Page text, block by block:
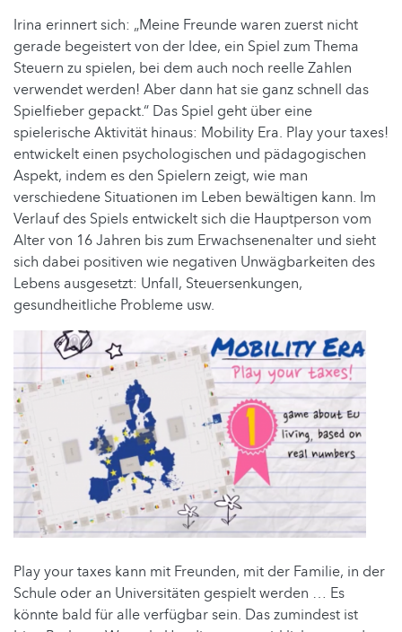
Irina erinnert sich: „Meine Freunde waren zuerst nicht
gerade begeistert von der Idee, ein Spiel zum Thema
Steuern zu spielen, bei dem auch noch reelle Zahlen
verwendet werden! Aber dann hat sie ganz schnell das
Spielfieber gepackt.“ Das Spiel geht über eine
spielerische Aktivität hinaus: Mobility Era. Play your taxes!
entwickelt einen psychologischen und pädagogischen
Aspekt, indem es den Spielern zeigt, wie man
verschiedene Situationen im Leben bewältigen kann. Im
Verlauf des Spiels entwickelt sich die Hauptperson vom
Alter von 16 Jahren bis zum Erwachsenenalter und sieht
sich dabei positiven wie negativen Unwägbarkeiten des
Lebens ausgesetzt: Unfall, Steuersenkungen,
gesundheitliche Probleme usw.
Play your taxes kann mit Freunden, mit der Familie, in der
Schule oder an Universitäten gespielt werden … Es
könnte bald für alle verfügbar sein. Das zumindest ist